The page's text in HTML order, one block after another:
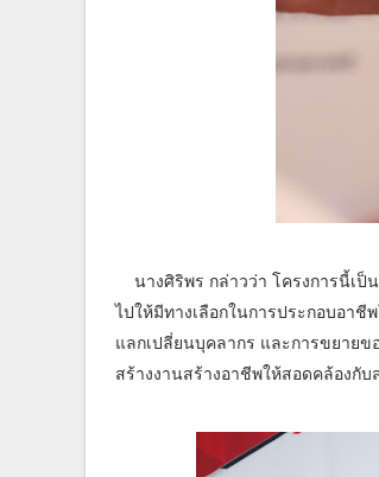
นางศิริพร กล่าวว่า โครงการนี้เป็
ไปให้มีทางเลือกในการประกอบอาชี
แลกเปลี่ยนบุคลากร และการขยายข
สร้างงานสร้างอาชีพให้สอดคล้องกั